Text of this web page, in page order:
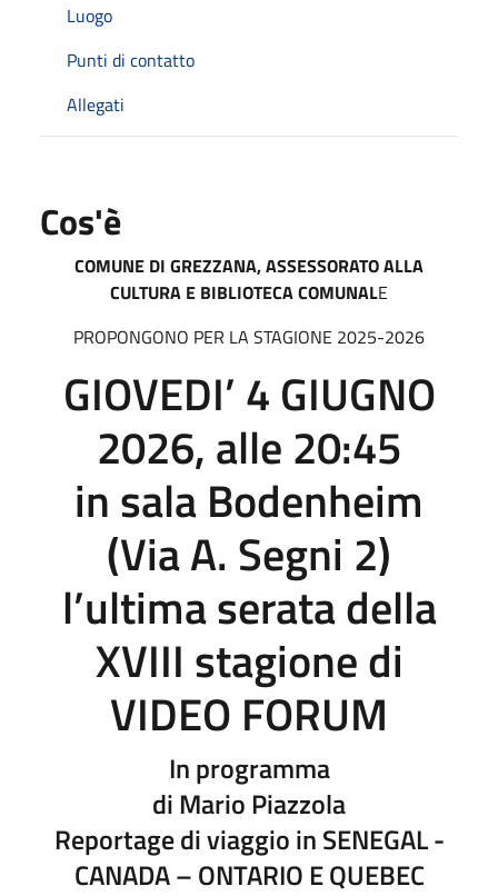
Luogo
Punti di contatto
Allegati
Cos'è
COMUNE DI GREZZANA, ASSESSORATO ALLA
CULTURA E BIBLIOTECA COMUNALE
PROPONGONO PER LA STAGIONE 2025-2026
GIOVEDI’ 4 GIUGNO
2026, alle 20:45
in sala Bodenheim
(Via A. Segni 2)
l’ultima serata della
XVIII stagionedi
VIDEO FORUM
In programma
di Mario Piazzola
Reportage di viaggio in SENEGAL -
CANADA – ONTARIO E QUEBEC